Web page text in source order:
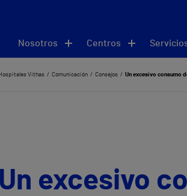
Nosotros Centros
Vithas Comunicación Consejos Un excesivo consumo
Un excesivo